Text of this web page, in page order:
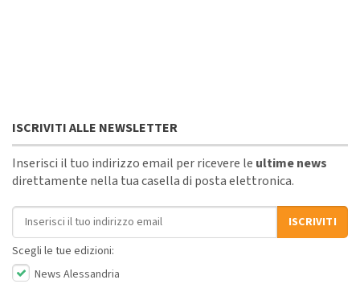
ISCRIVITI ALLE NEWSLETTER
Inserisci il tuo indirizzo email per ricevere le ultime news
direttamente nella tua casella di posta elettronica.
Indirizzo email
ISCRIVITI
Scegli le tue edizioni:
News Alessandria